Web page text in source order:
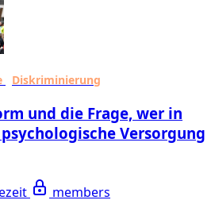
Diskriminierung
und die Frage, wer in
Versorgung
members